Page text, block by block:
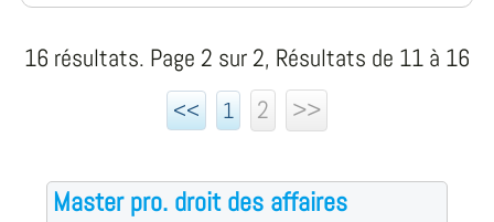
16 résultats. Page 2 sur 2, Résultats de 11 à 16
<< 1 2 >>
Master pro. droit des affaires